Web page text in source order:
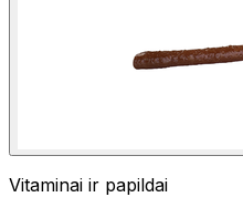
Vitaminai ir papildai